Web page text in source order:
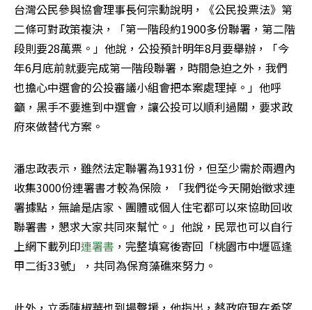
台灣公民參與協會理事長何宗勳說明，《公民投票法》第
二條可對政策複決，「第一階段約1900多份聯署，第二階
段則要28萬票。」他說，公投預計明年8月要舉辦，「今
年6月底前就要完成第一階段聯署，時間急迫之外，我們
也擔心中選會的公投審議小組會把本案處理掉。」他呼
籲，黑手不要進到中選會，讓公投可以順利過關，要求政
府來做替代方案。
潘忠政表示，雖然法定聯署為1931份，但至少需於兩週內
收集3000份連署書才較為保險，「我們從今天開始徵求連
署據點，無論是店家、團體或個人住宅都可以來協助回收
聯署書，懇求大家共同來幫忙。」他說，民眾也可以自行
上網下載列印連署書 ，完整填寫後寄回「桃園市中壢區逢
甲二街33號」，共同為保育藻礁來努力。